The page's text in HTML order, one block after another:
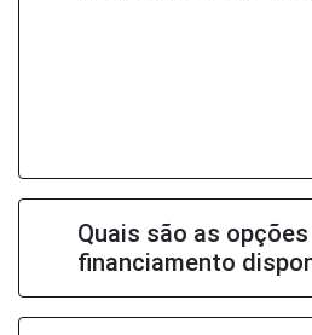
Quais são as
financiamento